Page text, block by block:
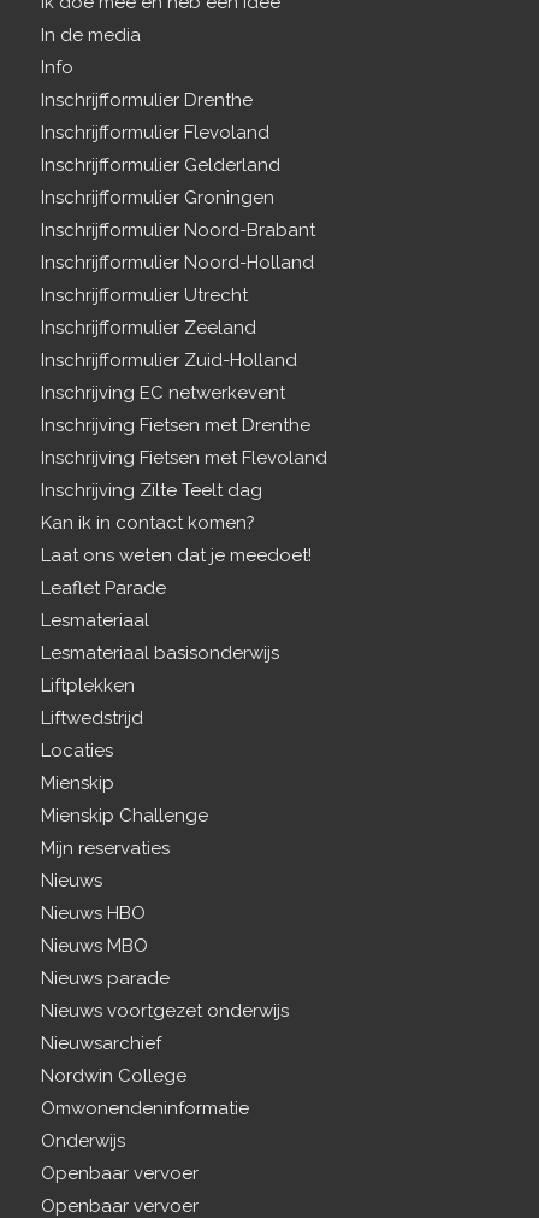
In de media
Info
Inschrijfformulier Drenthe
Inschrijfformulier Flevoland
Inschrijfformulier Gelderland
Inschrijfformulier Groningen
Inschrijfformulier Noord-Brabant
Inschrijfformulier Noord-Holland
Inschrijfformulier Utrecht
Inschrijfformulier Zeeland
Inschrijfformulier Zuid-Holland
Inschrijving EC netwerkevent
Inschrijving Fietsen met Drenthe
Inschrijving Fietsen met Flevoland
Inschrijving Zilte Teelt dag
Kan ik in contact komen?
Laat ons weten dat je meedoet!
Leaflet Parade
Lesmateriaal
Lesmateriaal basisonderwijs
Liftplekken
Liftwedstrijd
Locaties
Mienskip
Mienskip Challenge
Mijn reservaties
Nieuws
Nieuws HBO
Nieuws MBO
Nieuws parade
Nieuws voortgezet onderwijs
Nieuwsarchief
Nordwin College
Omwonendeninformatie
Onderwijs
Openbaar vervoer
Openbaar vervoer